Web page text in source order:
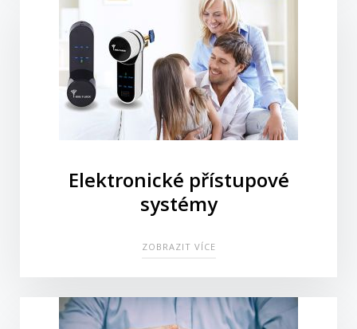
Elektronické přístupové
systémy
ZOBRAZIT VÍCE